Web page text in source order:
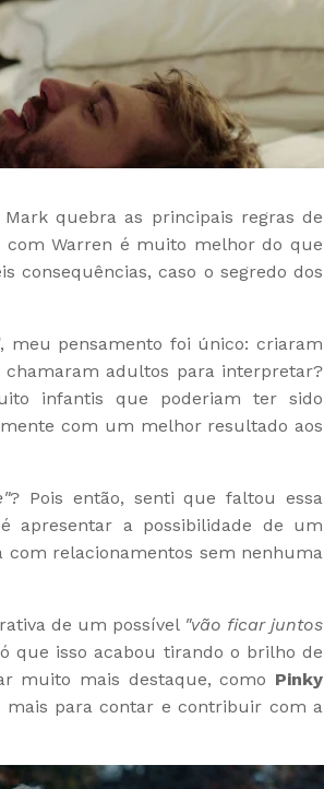
quebra as principais regras de
Warren é muito melhor do que
consequências, caso o segredo dos
meu pensamento foi único: criaram
adultos para interpretar?
infantis que poderiam ter sido
com um melhor resultado aos
? Pois então, senti que faltou essa
apresentar a possibilidade de um
relacionamentos sem nenhuma
de um possível "vão ficar juntos
que isso acabou tirando o brilho de
muito mais destaque, como Pinky
mais para contar e contribuir com a